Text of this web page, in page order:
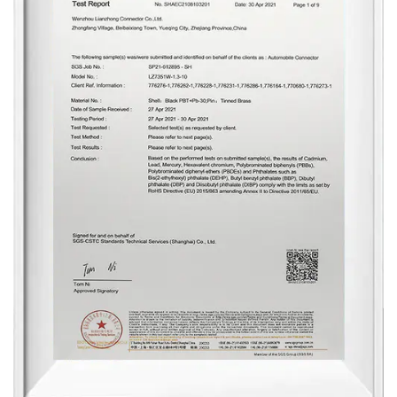
vehículo.
Redes de sensores avanzados: en los
vehículos modernos, una gran variedad de
sensores recopildatos para permitir
características de seguridad avanzadas y
sistemas de asistencia al conductor. Nuestros
fisuras entre estos sensores, lo que permite la
transmisión precisa de datos para la toma de
decisiones en tiempo real.
Sistemas de gestión del motor: desde los
sistemas de inyección de combustible hasta